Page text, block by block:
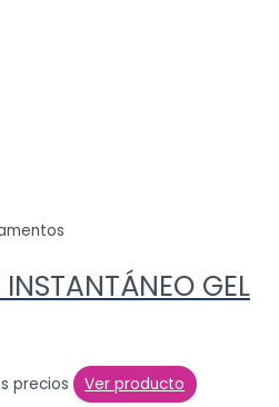
GEL
precios Ver producto